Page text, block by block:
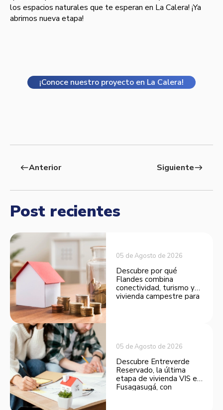
los espacios naturales que te esperan en La Calera! ¡Ya
abrimos nueva etapa!
¡Conoce nuestro proyecto en La Calera!
westAnterior Siguienteeast
Post recientes
05 de Agosto de 2026
Descubre por qué
Flandes combina
conectividad, turismo y
vivienda campestre para
05 de Agosto de 2026
Descubre Entreverde
Reservado, la última
etapa de vivienda VIS en
Fusagasugá, con